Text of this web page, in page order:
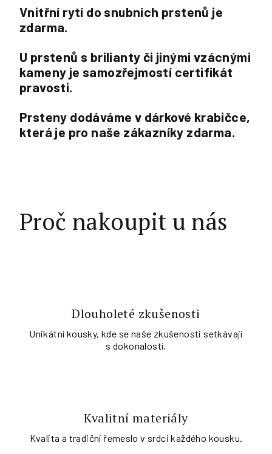
Vnitřní rytí do snubních prstenů je
zdarma.
U prstenů s brilianty či jinými vzácnými
kameny je samozřejmostí certifikát
pravosti.
Prsteny dodáváme v dárkové krabičce,
která je pro naše zákazníky zdarma.
Proč nakoupit u nás
Dlouholeté zkušenosti
Unikátní kousky, kde se naše zkušenosti setkávají
s dokonalostí.
Kvalitní materiály
Kvalita a tradiční řemeslo v srdci každého kousku.